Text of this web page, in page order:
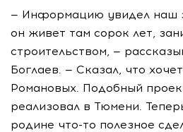
— Информацию увидел наш
он живет там сорок лет,
строительством, —
Боглаев. — Сказал, что
Романовых. Подобный
реализовал в Тюмени.
родине что-то полезное